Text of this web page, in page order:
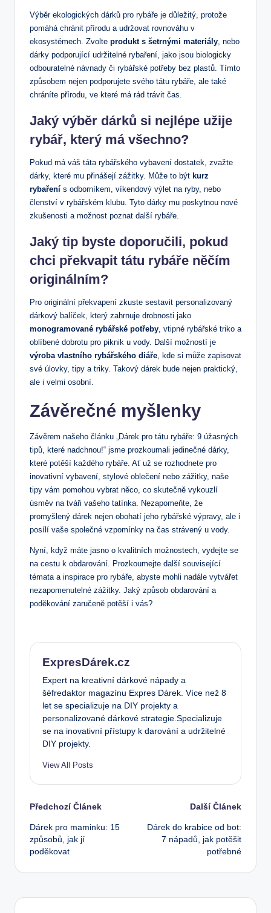
Výběr ekologických dárků pro rybáře je důležitý, protože
pomáhá chránit přírodu a udržovat rovnováhu v
ekosystémech. Zvolte produkt s šetrnými materiály , nebo
dárky podporující udržitelné rybaření, jako jsou biologicky
odbouratelné návnady či rybářské potřeby bez plastů. Tímto
způsobem nejen podporujete svého tátu rybáře, ale také
chráníte přírodu, ve které má rád trávit čas.
Jaký výběr dárků si nejlépe užije
rybář, který má všechno?
Pokud má váš táta rybářského vybavení dostatek, zvažte
dárky, které mu přinášejí zážitky. Může to být kurz
rybaření s odborníkem, víkendový výlet na ryby, nebo
členství v rybářském klubu. Tyto dárky mu poskytnou nové
zkušenosti a možnost poznat další rybáře.
Jaký tip byste doporučili, pokud
chci překvapit tátu rybáře něčím
originálním?
Pro originální překvapení zkuste sestavit personalizovaný
dárkový balíček, který zahrnuje drobnosti jako
monogramované rybářské potřeby , vtipné rybářské triko a
oblíbené dobrotu pro piknik u vody. Další možností je
výroba vlastního rybářského diáře , kde si může zapisovat
své úlovky, tipy a triky. Takový dárek bude nejen praktický,
ale i velmi osobní.
Závěrečné myšlenky
Závěrem našeho článku „Dárek pro tátu rybáře: 9 úžasných
tipů, které nadchnou!“ jsme prozkoumali jedinečné dárky,
které potěší každého rybáře. Ať už se rozhodnete pro
inovativní vybavení, stylové oblečení nebo zážitky, naše
tipy vám pomohou vybrat něco, co skutečně vykouzlí
úsměv na tváři vašeho tatínka. Nezapomeňte, že
promyšlený dárek nejen obohatí jeho rybářské výpravy, ale i
posílí vaše společné vzpomínky na čas strávený u vody.
Nyní, když máte jasno o kvalitních možnostech, vydejte se
na cestu k obdarování. Prozkoumejte další související
témata a inspirace pro rybáře, abyste mohli nadále vytvářet
nezapomenutelné zážitky. Jaký způsob obdarování a
poděkování zaručeně potěší i vás?
ExpresDárek.cz
Expert na kreativní dárkové nápady a
šéfredaktor magazínu Expres Dárek. Více než 8
let se specializuje na DIY projekty a
personalizované dárkové strategie.Specializuje
se na inovativní přístupy k darování a udržitelné
DIY projekty.
View All Posts
Post
navigation
Předchozí Článek
Dárek pro maminku: 15
způsobů, jak jí
poděkovat
Další Článek
Dárek do krabice od bot:
7 nápadů, jak potěšit
potřebné